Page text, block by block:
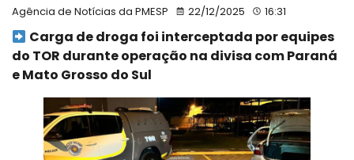
Agência de Notícias da PMESP 22/12/2025 16:31
Carga de droga foi interceptada por equipes
do TOR durante operação na divisa com Paraná
e Mato Grosso do Sul